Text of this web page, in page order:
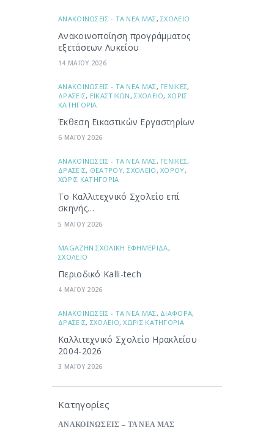
ΑΝΑΚΟΙΝΩΣΕΙΣ - ΤΑ ΝΕΑ ΜΑΣ,ΣΧΟΛΕΙΟ
Ανακοινοποίηση προγράμματος
εξετάσεων Λυκείου
14 ΜΑΪΟΥ 2026
ΑΝΑΚΟΙΝΩΣΕΙΣ - ΤΑ ΝΕΑ ΜΑΣ, ΓΕΝΙΚΕΣ,
ΔΡΑΣΕΙΣ, ΕΙΚΑΣΤΙΚΩΝ ,ΣΧΟΛΕΙΟ,ΧΩΡΙΣ
ΚΑΤΗΓΟΡΙΑ
Έκθεση Εικαστικών Εργαστηρίων
6 ΜΑΪΟΥ 2026
ΑΝΑΚΟΙΝΩΣΕΙΣ - ΤΑ ΝΕΑ ΜΑΣ, ΓΕΝΙΚΕΣ,
ΔΡΑΣΕΙΣ, ΘΕΑΤΡΟΥ,ΣΧΟΛΕΙΟ,ΧΟΡΟΥ,
ΧΩΡΙΣ ΚΑΤΗΓΟΡΙΑ
Το Καλλιτεχνικό Σχολείο επί
σκηνής…
5 ΜΑΪΟΥ 2026
ΜAGAZHN ΣΧΟΛΙΚΗ ΕΦΗΜΕΡΙΔΑ,
ΣΧΟΛΕΙΟ
Περιοδικό Kalli-tech
4 ΜΑΪΟΥ 2026
ΑΝΑΚΟΙΝΩΣΕΙΣ - ΤΑ ΝΕΑ ΜΑΣ, ΔΙΑΦΟΡΑ,
ΔΡΑΣΕΙΣ, ΣΧΟΛΕΙΟ,ΧΩΡΙΣ ΚΑΤΗΓΟΡΙΑ
Καλλιτεχνικό Σχολείο Ηρακλείου
2004-2026
3 ΜΑΪΟΥ 2026
Κατηγορίες
ΑΝΑΚΟΙΝΩΣΕΙΣ – ΤΑ ΝΕΑ ΜΑΣ